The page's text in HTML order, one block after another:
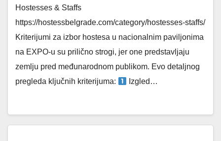
Hostesses & Staffs
https://hostessbelgrade.com/category/hostesses-staffs/
Kriterijumi za izbor hostesa u nacionalnim paviljonima
na EXPO-u su prilično strogi, jer one predstavljaju
zemlju pred međunarodnom publikom. Evo detaljnog
pregleda ključnih kriterijuma:
Izgled…